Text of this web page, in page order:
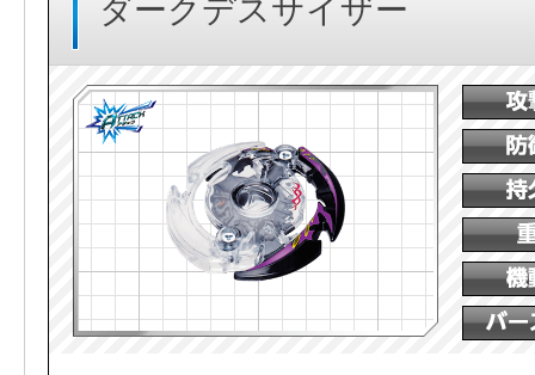
ダークデスサイザー